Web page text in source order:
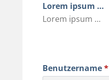
Lorem ipsum …
Lorem ipsum …
Benutzername*